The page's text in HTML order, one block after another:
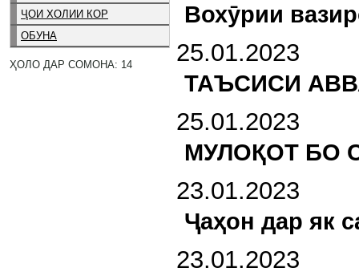
ҶОИ ХОЛИИ КОР
ОБУНА
ҲОЛО ДАР СОМОНА: 14
Вохӯрии
25.01.2023
ТАЪСИСИ
25.01.2023
МУЛОҚОТ БО
23.01.2023
Ҷаҳон дар як
23.01.2023